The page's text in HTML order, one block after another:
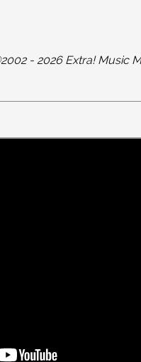
- 2026 Extra! Music